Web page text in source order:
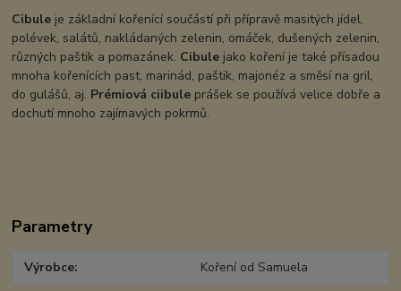
Cibule je základní kořenící součástí při přípravě masitých jídel,
polévek, salátů, nakládaných zelenin, omáček, dušených zelenin,
různých paštik a pomazánek. Cibule jako koření je také přísadou
mnoha kořenících past, marinád, paštik, majonéz a směsí na gril,
do gulášů, aj. Prémiová ciibule prášek se používá velice dobře a
dochutí mnoho zajímavých pokrmů.
Parametry
Výrobce Koření od Samuela